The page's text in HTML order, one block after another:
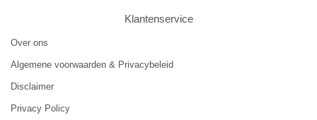
Klantenservice
Over ons
Algemene voorwaarden & Privacybeleid
Disclaimer
Privacy Policy